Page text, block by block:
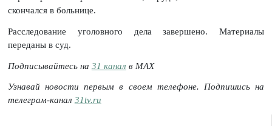
скончался в больнице.
Расследование уголовного дела завершено. Материалы
переданы в суд.
Подписывайтесь на 31 канал в МАХ
Узнавай новости первым в своем телефоне. Подпишись на
телеграм-канал 31tv.ru